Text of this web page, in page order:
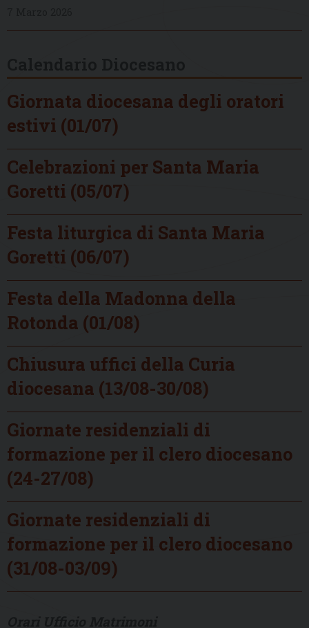
Giornata diocesana degli oratori
estivi (01/07)
Celebrazioni per Santa Maria
Goretti (05/07)
Festa liturgica di Santa Maria
Goretti (06/07)
Festa della Madonna della
Rotonda (01/08)
Chiusura uffici della Curia
diocesana (13/08-30/08)
Giornate residenziali di
formazione per il clero diocesano
(24-27/08)
Giornate residenziali di
formazione per il clero diocesano
(31/08-03/09)